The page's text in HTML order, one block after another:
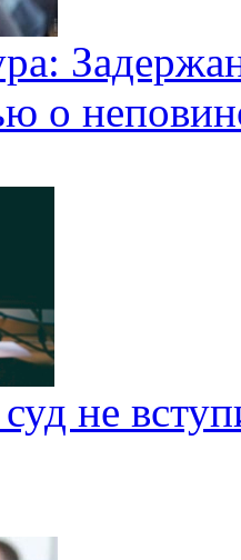
о
не